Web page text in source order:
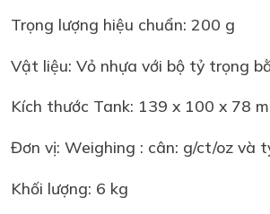
Trọng lượng hiệu chuẩn: 200 g
Vật liệu: Vỏ nhựa với bộ tỷ trọng
Kích thước Tank: 139 x 100 x 78
Đơn vị: Weighing : cân: g/ct/oz và
Khối lượng: 6 kg